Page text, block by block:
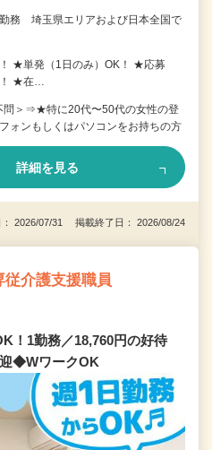
務 埼玉県エリアおよび日本全国で
★単発（1日のみ）OK！ ★応募
！ ★在…
問＞⇒★特に20代〜50代の女性の登
ンもしくはパソコンをお持ちの方
詳細を見る
： 2026/07/31 掲載終了日： 2026/08/24
従介護支援職員
！1勤務／18,760円の好待
◆WワークOK